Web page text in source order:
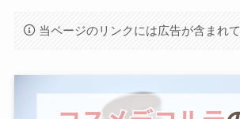
当ページのリンクには広告が含まれて